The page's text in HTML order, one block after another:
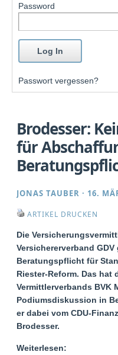
Password
Passwort vergessen?
Brodesser:
für
JONAS TAUBER · 16.
ARTIKEL DRUCKEN
Die
Versichererverband
Beratungspflicht für
Riester-Reform. Das hat
Vermittlerverbands BVK
Podiumsdiskussion in
er dabei vom CDU-
Brodesser.
Weiterlesen: